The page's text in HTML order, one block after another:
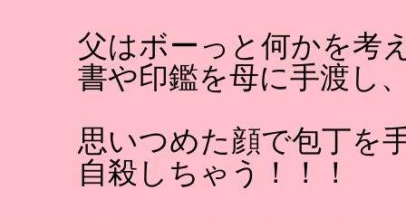
父はボーっと何かを考
書や印鑑を母に手渡し
思いつめた顔で包丁を
自殺しちゃう！！！